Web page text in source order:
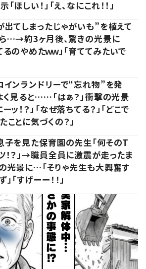
しい！」「え、なにこれ！！」
出てしまったじゃがいも”を植えて
…→約3ヶ月後、驚きの光景に
るのやめたｗｗ」「育ててみたいで
インランドリーで“忘れ物”を発
く見ると……「はぁ？」衝撃の光景
ーッ！？」「なぜ落ちてる？」「どこで
ことに気づくの？」
子を見た保育園の先生「何そのT
！？」→職員全員に激震が走ったま
光景に…「そりゃ先生も大興奮す
」「すげーー！！」